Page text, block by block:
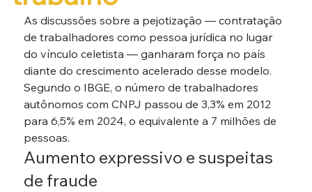
As discussões sobre a pejotização — contratação
de trabalhadores como pessoa jurídica no lugar
do vínculo celetista — ganharam força no país
diante do crescimento acelerado desse modelo.
Segundo o IBGE, o número de trabalhadores
autônomos com CNPJ passou de 3,3% em 2012
para 6,5% em 2024, o equivalente a 7 milhões de
pessoas.
Aumento expressivo e suspeitas
de fraude